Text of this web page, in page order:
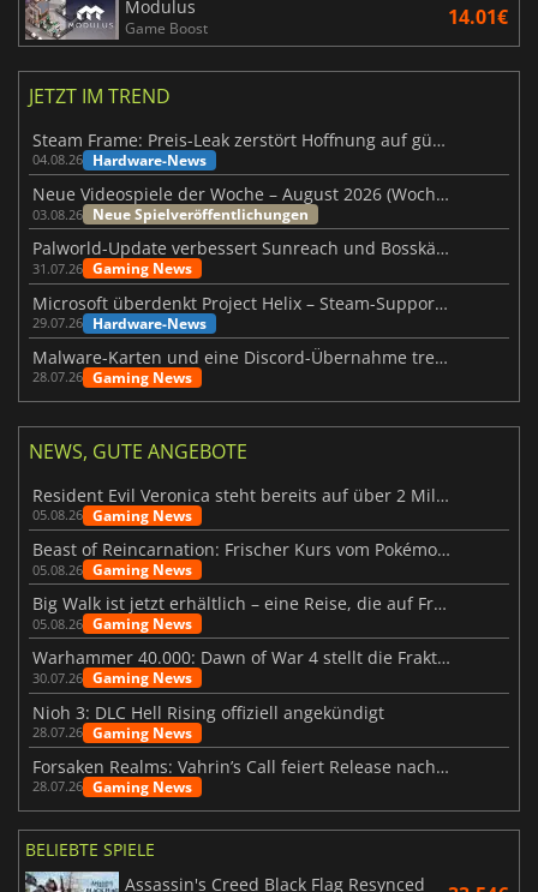
Modulus
Game Boost 14.01€
JETZT IM TREND
Steam Frame: Preis-Leak zerstört Hoffnung auf günstiges VR-Headset
04.08.26 Hardware-News
Neue Videospiele der Woche – August 2026 (Woche 32)
03.08.26 Neue Spielveröffentlichungen
Palworld-Update verbessert Sunreach und Bosskämpfe deutlich
31.07.26 Gaming News
Microsoft überdenkt Project Helix – Steam-Support gefährdet
29.07.26 Hardware-News
Malware-Karten und eine Discord-Übernahme treffen Meccha Chameleon
28.07.26 Gaming News
NEWS, GUTE ANGEBOTE
Resident Evil Veronica steht bereits auf über 2 Millionen Wunschlisten
05.08.26 Gaming News
Beast of Reincarnation: Frischer Kurs vom Pokémon-Studio
05.08.26 Gaming News
Big Walk ist jetzt erhältlich – eine Reise, die auf Freundschaft basiert
05.08.26 Gaming News
Warhammer 40.000: Dawn of War 4 stellt die Fraktion der Necrons vor
30.07.26 Gaming News
Nioh 3: DLC Hell Rising offiziell angekündigt
28.07.26 Gaming News
Forsaken Realms: Vahrin’s Call feiert Release nach 10 Jahren
28.07.26 Gaming News
BELIEBTE SPIELE
Assassin's Creed Black Flag Resynced